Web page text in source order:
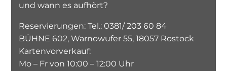
und wann es aufhört?
Reservierungen: Tel.: 0381/ 203 60 84
BÜHNE 602, Warnowufer 55, 18057 Rostock
Kartenvorverkauf:
Mo – Fr von 10:00 – 12:00 Uhr